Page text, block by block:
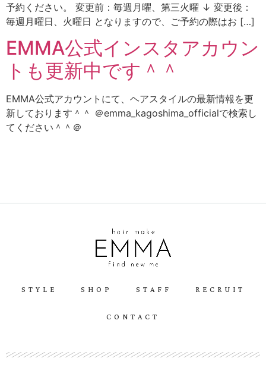
予約ください。 変更前：毎週月曜、第三火曜 ↓ 変更後：
毎週月曜日、火曜日 となりますので、ご予約の際はお […]
EMMA公式インスタアカウン
トも更新中です＾＾
EMMA公式アカウントにて、ヘアスタイルの最新情報を更
新しております＾＾ ＠emma_kagoshima_officialで検索し
てください＾＾＠
STYLE SHOP STAFF
RECRUIT
CONTACT